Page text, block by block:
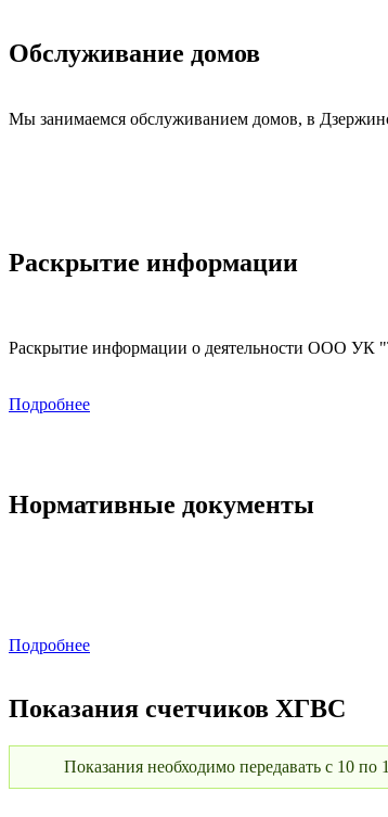
Обслуживание домов
Мы занимаемся обслуживанием домов, в
Раскрытие информации
Раскрытие информации о деятельности ООО УК
Подробнее
Нормативные документы
Подробнее
Показания счетчиков ХГВС
Показания необходимо передавать с 10 по